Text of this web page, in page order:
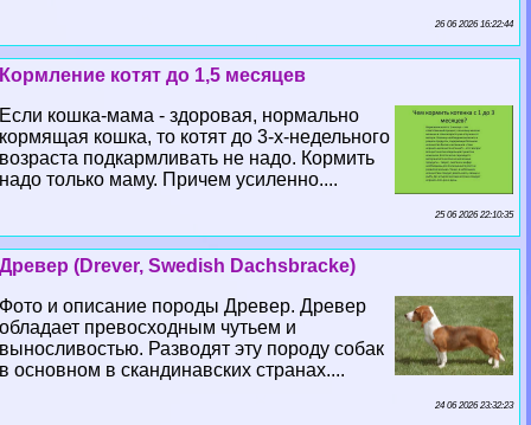
26 06 2026 16:22:44
Кормление котят до 1,5 месяцев
Если кошка-мама - здоровая, нормально
кормящая кошка, то котят до 3-х-недельного
возраста подкармливать не надо. Кормить
надо только маму. Причем усиленно....
25 06 2026 22:10:35
Древер (Drever, Swedish Dachsbracke)
Фото и описание породы Древер. Древер
обладает превосходным чутьем и
выносливостью. Разводят эту породу собак
в основном в скандинавских странах....
24 06 2026 23:32:23